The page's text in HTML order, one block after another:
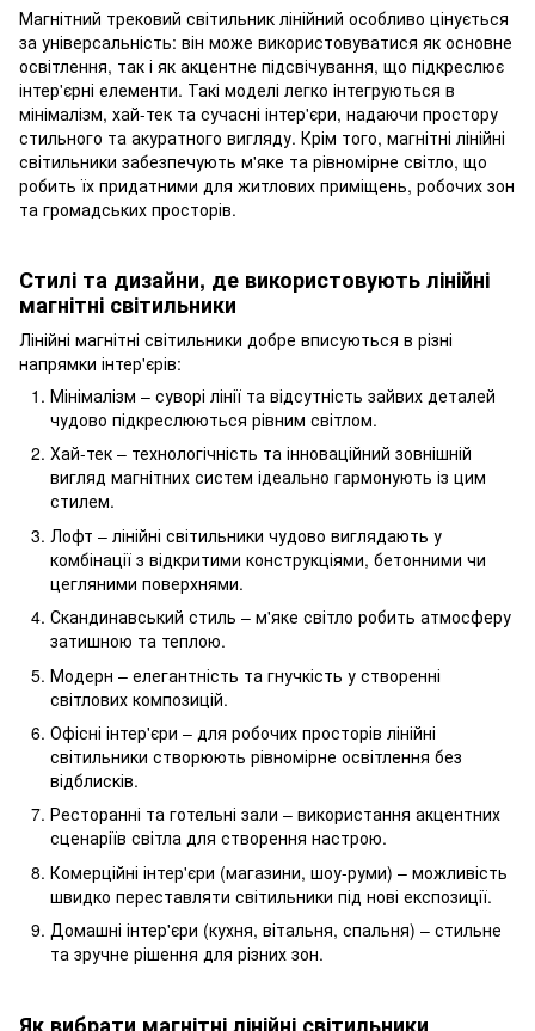
Магнітний трековий світильник лінійний особливо цінується
за універсальність: він може використовуватися як основне
освітлення, так і як акцентне підсвічування, що підкреслює
інтер'єрні елементи. Такі моделі легко інтегруються в
мінімалізм, хай-тек та сучасні інтер'єри, надаючи простору
стильного та акуратного вигляду. Крім того, магнітні лінійні
світильники забезпечують м'яке та рівномірне світло, що
робить їх придатними для житлових приміщень, робочих зон
та громадських просторів.
Стилі та дизайни, де використовують лінійні
магнітні світильники
Лінійні магнітні світильники добре вписуються в різні
напрямки інтер'єрів:
Мінімалізм – суворі лінії та відсутність зайвих деталей
чудово підкреслюються рівним світлом.
Хай-тек – технологічність та інноваційний зовнішній
вигляд магнітних систем ідеально гармонують із цим
стилем.
Лофт – лінійні світильники чудово виглядають у
комбінації з відкритими конструкціями, бетонними чи
цегляними поверхнями.
Скандинавський стиль – м'яке світло робить атмосферу
затишною та теплою.
Модерн – елегантність та гнучкість у створенні
світлових композицій.
Офісні інтер'єри – для робочих просторів лінійні
світильники створюють рівномірне освітлення без
відблисків.
Ресторанні та готельні зали – використання акцентних
сценаріїв світла для створення настрою.
Комерційні інтер'єри (магазини, шоу-руми) – можливість
швидко переставляти світильники під нові експозиції.
Домашні інтер'єри (кухня, вітальня, спальня) – стильне
та зручне рішення для різних зон.
Як вибрати магнітні лінійні світильники